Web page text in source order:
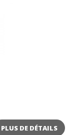
PLUS DE DÉTAILS